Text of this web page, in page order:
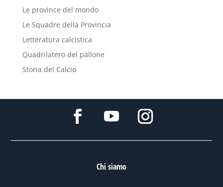
Le province del mondo
Le Squadre della Provincia
Letteratura calcistica
Quadrilatero del pallone
Storia del Calcio
Chi siamo